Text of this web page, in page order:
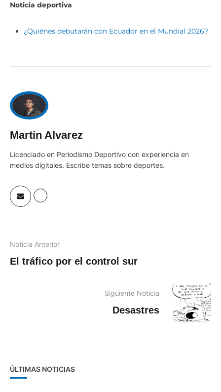
Noticia deportiva
¿Quiénes debutarán con Ecuador en el Mundial 2026?
Martin Alvarez
Licenciado en Periodismo Deportivo con experiencia en
medios digitales. Escribe temas sobre deportes.
Noticia Anterior
El tráfico por el control sur
Siguiente Noticia
Desastres
ÚLTIMAS NOTICIAS